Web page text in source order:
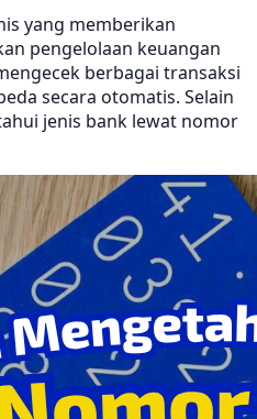
yang memberikan
pengelolaan keuangan
berbagai transaksi
secara otomatis. Selain
jenis bank lewat nomor